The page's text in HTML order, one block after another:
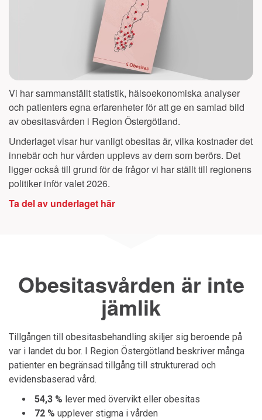
Vi har sammanställt statistik, hälsoekonomiska analyser
och patienters egna erfarenheter för att ge en samlad bild
av obesitasvården i Region Östergötland.
Underlaget visar hur vanligt obesitas är, vilka kostnader det
innebär och hur vården upplevs av dem som berörs. Det
ligger också till grund för de frågor vi har ställt till regionens
politiker inför valet 2026.
Ta del av underlaget här
Obesitasvården är inte
jämlik
Tillgången till obesitasbehandling skiljer sig beroende på
var i landet du bor. I Region Östergötland beskriver många
patienter en begränsad tillgång till strukturerad och
evidensbaserad vård.
54,3 % lever med övervikt eller obesitas
72 % upplever stigma i vården